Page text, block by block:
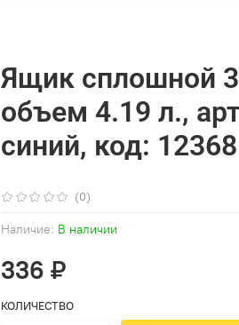
(0)
Наличие: В наличии
Ящик сплошной
объем 4.19 л.,
синий, код: 12368
336 ₽
КОЛИЧЕСТВО